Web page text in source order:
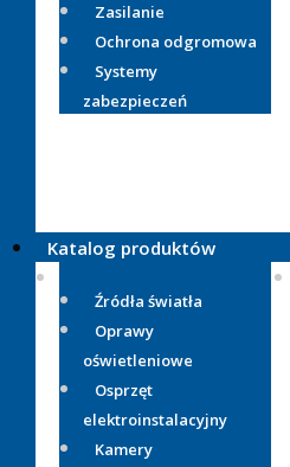
Zasilanie
Ochrona odgromowa
Systemy
zabezpieczeń
Katalog produktów
Źródła światła
Oprawy
oświetleniowe
Osprzęt
elektroinstalacyjny
Kamery